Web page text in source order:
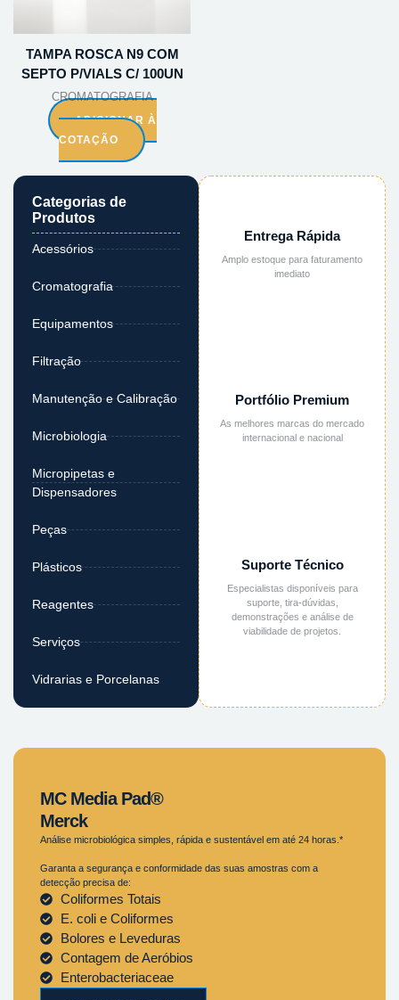
Categorias de
Produtos
Acessórios
Cromatografia
Equipamentos
Filtração
Manutenção e Calibração
Microbiologia
Micropipetas e
Dispensadores
Peças
Plásticos
Reagentes
Serviços
Vidrarias e Porcelanas
Entrega Rápida
Amplo estoque para faturamento
imediato
Portfólio Premium
As melhores marcas do mercado
internacional e nacional
Suporte Técnico
Especialistas disponíveis para
suporte, tira-dúvidas,
demonstrações e análise de
viabilidade de projetos.
TAMPA ROSCA N9 COM
SEPTO P/VIALS C/ 100UN
CROMATOGRAFIA
ADICIONAR À
COTAÇÃO
MC Media Pad®
Merck
Análise microbiológica simples, rápida e sustentável em até 24 horas.*
Garanta a segurança e conformidade das suas amostras com a
detecção precisa de:
Coliformes Totais
E. coli e Coliformes
Bolores e Leveduras
Contagem de Aeróbios
Enterobacteriaceae